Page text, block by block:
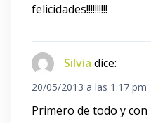
felicidades!!!!!!!!!!
Silvia dice:
20/05/2013 a las 1:17 pm
Primero de todo y